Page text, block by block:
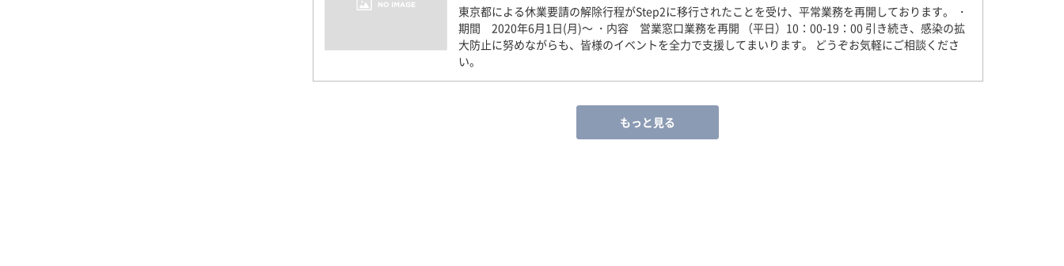
東京都による休業要請の解除行程がStep2に移行されたことを受け、平常業務を再開しております。 ・
期間 2020年6月1日(月)～ ・内容 営業窓口業務を再開 （平日）10：00-19：00 引き続き、感染の拡
大防止に努めながらも、皆様のイベントを全力で支援してまいります。 どうぞお気軽にご相談くださ
い。
もっと見る